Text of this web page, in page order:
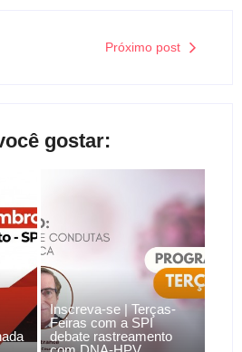
Próximo post
gostar:
Inscreva-se | Terças-
Feiras com a SPI
debate rastreamento